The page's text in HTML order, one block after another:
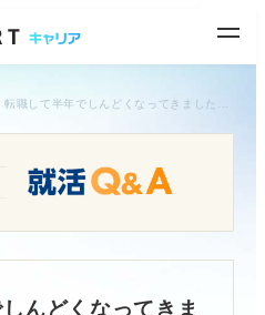
んどくなってきま